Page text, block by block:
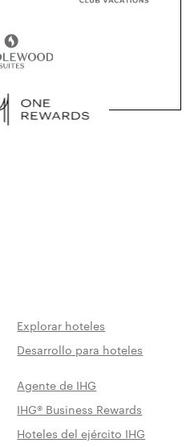
Explorar hoteles
Desarrollo para hoteles
Agente de IHG
IHG® Business Rewards
Hoteles del ejército IHG